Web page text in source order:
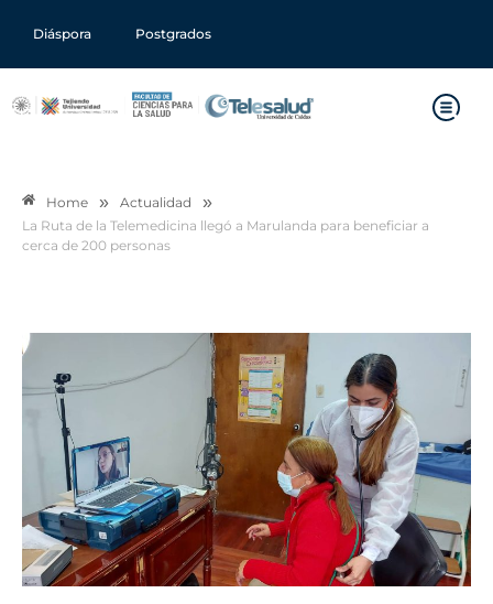
Diáspora Postgrados
Home » Actualidad »
La Ruta de la Telemedicina llegó a Marulanda para beneficiar a
cerca de 200 personas